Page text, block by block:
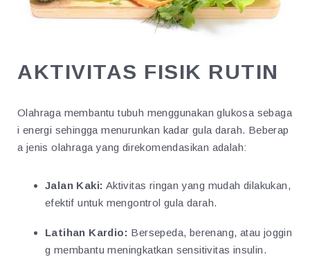
AKTIVITAS FISIK RUTIN
Olahraga membantu tubuh menggunakan glukosa sebaga
i energi sehingga menurunkan kadar gula darah. Beberap
a jenis olahraga yang direkomendasikan adalah:
Jalan Kaki: Aktivitas ringan yang mudah dilakukan,
efektif untuk mengontrol gula darah.
Latihan Kardio: Bersepeda, berenang, atau joggin
g membantu meningkatkan sensitivitas insulin.